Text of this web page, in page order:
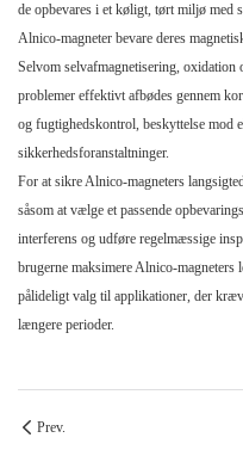
de opbevares i et køligt, tørt miljø med
Alnico-magneter bevare deres
Selvom selvafmagnetisering, oxidation
problemer effektivt afbødes gennem
og fugtighedskontrol, beskyttelse mod
sikkerhedsforanstaltninger.
For at sikre Alnico-magneters
såsom at vælge et passende
interferens og udføre regelmæssige
brugerne maksimere Alnico-
pålideligt valg til applikationer, der
længere perioder.
Prev.